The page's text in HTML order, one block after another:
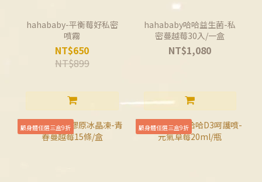
hahababy-平衡莓好私密
噴霧
NT$650
NT$899
hahababy哈哈益生菌-私
密蔓越莓30入/一盒
NT$1,080
顧身體任選三盒9折 顧身體任選三盒9折